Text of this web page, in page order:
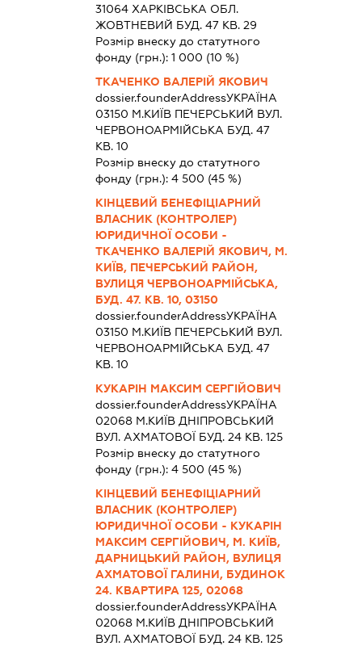
31064 ХАРКIВСЬКА ОБЛ.
ЖОВТНЕВИЙ БУД. 47 КВ. 29
Розмір внеску до статутного
фонду (грн.):1 000 (10 %)
ТКАЧЕНКО ВАЛЕРІЙ ЯКОВИЧ
dossier.founderAddressУКРАЇНА
03150 М.КИЇВ ПЕЧЕРСЬКИЙ ВУЛ.
ЧЕРВОНОАРМІЙСЬКА БУД. 47
КВ. 10
Розмір внеску до статутного
фонду (грн.):4 500 (45 %)
КІНЦЕВИЙ БЕНЕФІЦІАРНИЙ
ВЛАСНИК (КОНТРОЛЕР)
ЮРИДИЧНОЇ ОСОБИ -
ТКАЧЕНКО ВАЛЕРІЙ ЯКОВИЧ, М.
КИЇВ, ПЕЧЕРСЬКИЙ РАЙОН,
ВУЛИЦЯ ЧЕРВОНОАРМІЙСЬКА,
БУД. 47. КВ. 10, 03150
dossier.founderAddressУКРАЇНА
03150 М.КИЇВ ПЕЧЕРСЬКИЙ ВУЛ.
ЧЕРВОНОАРМІЙСЬКА БУД. 47
КВ. 10
КУКАРІН МАКСИМ СЕРГІЙОВИЧ
dossier.founderAddressУКРАЇНА
02068 М.КИЇВ ДНІПРОВСЬКИЙ
ВУЛ. АХМАТОВОЇ БУД. 24 КВ. 125
Розмір внеску до статутного
фонду (грн.):4 500 (45 %)
КІНЦЕВИЙ БЕНЕФІЦІАРНИЙ
ВЛАСНИК (КОНТРОЛЕР)
ЮРИДИЧНОЇ ОСОБИ - КУКАРІН
МАКСИМ СЕРГІЙОВИЧ, М. КИЇВ,
ДАРНИЦЬКИЙ РАЙОН, ВУЛИЦЯ
АХМАТОВОЇ ГАЛИНИ, БУДИНОК
24. КВАРТИРА 125, 02068
dossier.founderAddressУКРАЇНА
02068 М.КИЇВ ДНІПРОВСЬКИЙ
ВУЛ. АХМАТОВОЇ БУД. 24 КВ. 125